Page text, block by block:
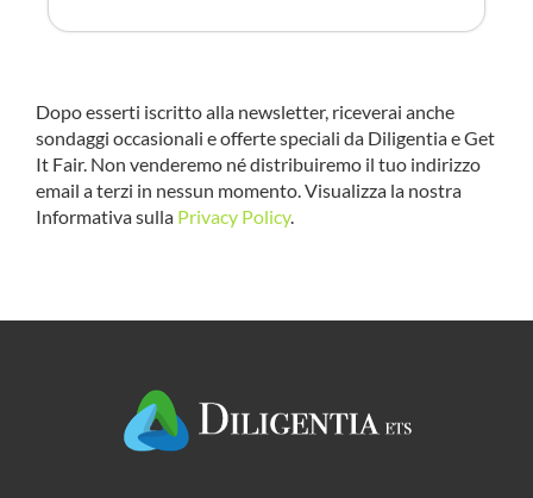
Dopo esserti iscritto alla newsletter, riceverai anche
sondaggi occasionali e offerte speciali da Diligentia e Get
It Fair. Non venderemo né distribuiremo il tuo indirizzo
email a terzi in nessun momento. Visualizza la nostra
Informativa sulla Privacy Policy.